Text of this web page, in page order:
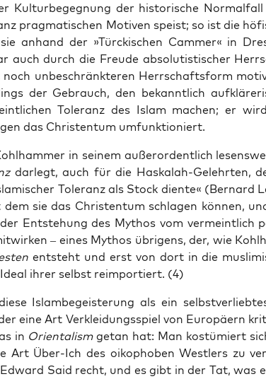
Kul­tur­be­geg­nung der his­to­ri­sche Nor­mal­fall
prag­ma­ti­schen Moti­ven speist; so ist die
anhand der »Tür­cki­schen Cam­mer« in
auch durch die Freu­de abso­lu­tis­ti­scher
unbe­schränk­te­ren Herr­schafts­form
der Gebrauch, den bekannt­lich
Tole­ranz des Islam machen; er
das Chris­ten­tum umfunktioniert.
in sei­nem außer­or­dent­lich
dar­legt, auch für die Has­ka­lah-Gelehr­ten,
Tole­ranz als Stock dien­te« (Ber­nard
sie das Chris­ten­tum schla­gen kön­nen,
Ent­ste­hung des Mythos vom ver­meint­lich
– eines Mythos übri­gens, der, wie
ent­steht und erst von dort in die
ihrer selbst reimpor­tiert. (4)
Islam­be­geis­te­rung als ein
eine Art Ver­klei­dungs­spiel von Euro­pä­ern
in Ori­en­ta­lismgetan hat: Man kos­tü­miert
Art Über-Ich des oiko­pho­ben West­lers zu
Said recht, und es gibt in der Tat, was